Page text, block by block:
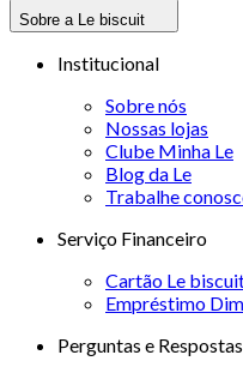
Sobre a Le biscuit
Institucional
Sobre nós
Nossas lojas
Clube Minha Le
Blog da Le
Trabalhe
Serviço Financeiro
Cartão Le
Empréstimo
Perguntas e Respostas